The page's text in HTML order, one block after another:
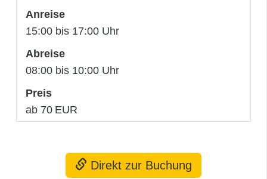
Anreise
15:00 bis 17:00 Uhr
Abreise
08:00 bis 10:00 Uhr
Preis
ab 70 EUR
Direkt zur Buchung